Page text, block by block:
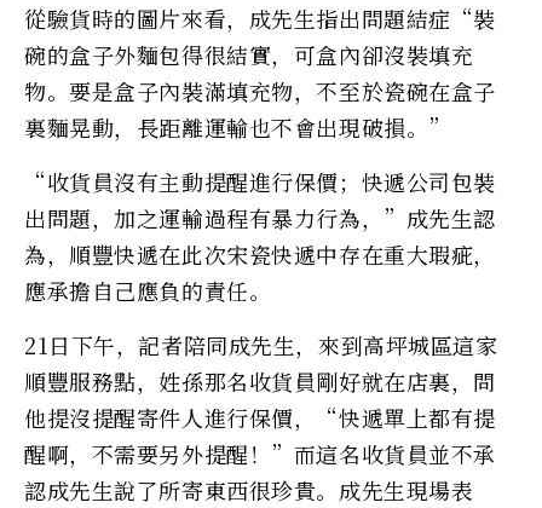
從驗貨時的圖片來看，成先生指出問題結症“裝
碗的盒子外麵包得很結實，可盒內卻沒裝填充
物。要是盒子內裝滿填充物，不至於瓷碗在盒子
裏麵晃動，長距離運輸也不會出現破損。”
“收貨員沒有主動提醒進行保價；快遞公司包裝
出問題，加之運輸過程有暴力行為，”成先生認
為，順豐快遞在此次宋瓷快遞中存在重大瑕疵，
應承擔自己應負的責任。
21日下午，記者陪同成先生，來到高坪城區這家
順豐服務點，姓孫那名收貨員剛好就在店裏，問
他提沒提醒寄件人進行保價，“快遞單上都有提
醒啊，不需要另外提醒！”而這名收貨員並不承
認成先生說了所寄東西很珍貴。成先生現場表